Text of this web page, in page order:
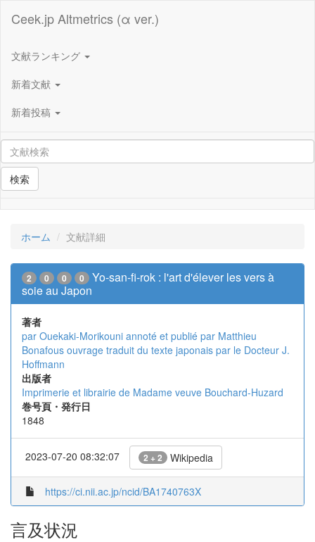
Ceek.jp Altmetrics (α ver.)
文献ランキング
新着文献
新着投稿
検索
ホーム 文献詳細
2 0 0 0
Yo-san-fi-rok : l'art d'élever les vers à
soie au Japon
著者
par Ouekaki-Morikouni annoté et publié par Matthieu
Bonafous ouvrage traduit du texte japonais par le Docteur J.
Hoffmann
出版者
Imprimerie et librairie de Madame veuve Bouchard-Huzard
巻号頁・発行日
1848
2023-07-20 08:32:07 2 + 2 Wikipedia
https://ci.nii.ac.jp/ncid/BA1740763X
言及状況